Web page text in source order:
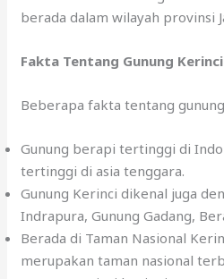
berada dalam wilayah provinsi
Fakta Tentang Gunung Kerinci
Beberapa fakta tentang
Gunung berapi tertinggi di
tertinggi di asia tenggara.
Gunung Kerinci dikenal juga
Indrapura, Gunung Gadang,
Berada di Taman Nasional
merupakan taman nasional